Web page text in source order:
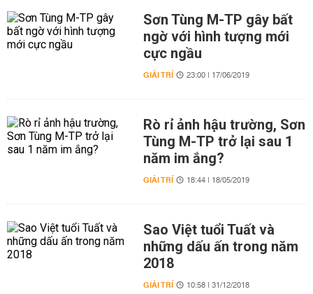
Sơn Tùng M-TP gây bất
ngờ với hình tượng mới
cực ngầu
GIẢI TRÍ 23:00 | 17/06/2019
Rò rỉ ảnh hậu trường, Sơn
Tùng M-TP trở lại sau 1
năm im ắng?
GIẢI TRÍ 18:44 | 18/05/2019
Sao Việt tuổi Tuất và
những dấu ấn trong năm
2018
GIẢI TRÍ 10:58 | 31/12/2018